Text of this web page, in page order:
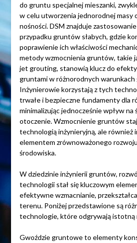
do gruntu specjalnej mieszanki,
w celu utworzenia jednorodnej masy
nośności. DSM znajduje zastosowanie
przypadku gruntów słabych, gdzie
poprawienie ich właściwości
metody wzmocnienia gruntów, takie
jet grouting, stanowią klucz do
gruntami w różnorodnych
Inżynierowie korzystają z tych
trwałe i bezpieczne fundamenty dla
minimalizując jednocześnie wpływ na
otoczenie. Wzmocnienie gruntów
technologią inżynieryjną, ale również
elementem zrównoważonego
środowiska.
W dziedzinie inżynierii gruntów,
technologii stał się kluczowym
efektywne wzmacnianie,
terenu. Poniżej przedstawione są
technologie, które odgrywają istotną
Gwoździe gruntowe to elementy